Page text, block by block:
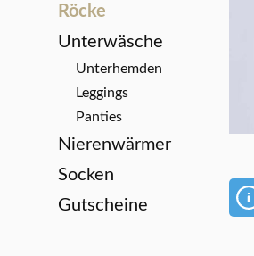
Röcke
Unterwäsche
Unterhemden
Leggings
Panties
Nierenwärmer
Socken
Gutscheine